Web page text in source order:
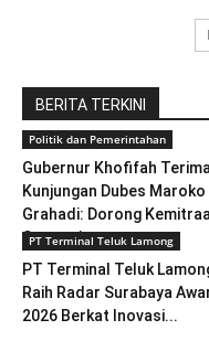
BERITA TERKINI
Politik dan Pemerintahan
Gubernur Khofifah Terima
Kunjungan Dubes Maroko
Grahadi: Dorong
Strategis...
PT Terminal Teluk Lamong
PT Terminal Teluk
Raih Radar Surabaya
2026 Berkat Inovasi...